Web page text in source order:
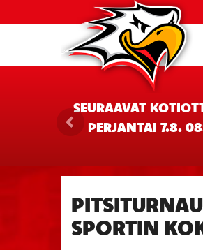
SEURAAVAT
PERJANTAI 7.8.
SPORTIN